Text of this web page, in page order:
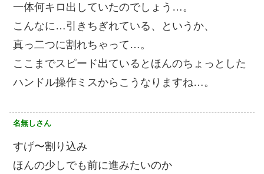
一体何キロ出していたのでしょう…。
こんなに…引きちぎれている、というか、
真っ二つに割れちゃって…。
ここまでスピード出ているとほんのちょっとした
ハンドル操作ミスからこうなりますね…。
名無しさん
すげ〜割り込み
ほんの少しでも前に進みたいのか